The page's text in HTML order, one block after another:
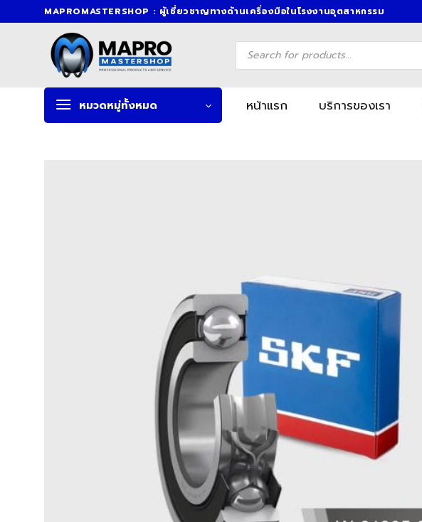
to
MAPROMASTERSHOP : ผู้เชี่ยวชาญทางด้านเครื่องมือในโรงงานอุตสาหกรรม
Products
search
หมวดหมู่ทั้งหมด หน้าแรก บริการของเรา